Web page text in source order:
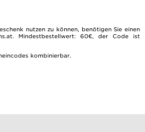
nutzen zu können, benötigen Sie einen
Mindestbestellwert: 60€, der Code ist
kombinierbar.